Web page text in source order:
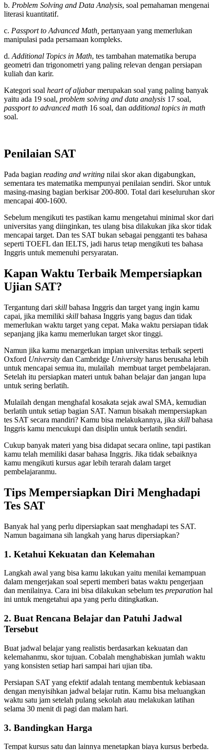
b. Problem Solving and Data Analysis, soal pemahaman mengenai
literasi kuantitatif.
c. Passport to Advanced Math, pertanyaan yang memerlukan
manipulasi pada persamaan kompleks.
d. Additional Topics in Math, tes tambahan matematika berupa
geometri dan trigonometri yang paling relevan dengan persiapan
kuliah dan karir.
Kategori soal heart of aljabarmerupakan soal yang paling banyak
yaitu ada 19 soal, problem solving and data analysis 17 soal,
passport to advanced math 16 soal, dan additional topics in math
soal.
Penilaian SAT
Pada bagian reading and writing nilai skor akan digabungkan,
sementara tes matematika mempunyai penilaian sendiri. Skor untuk
masing-masing bagian berkisar 200-800. Total dari keseluruhan skor
mencapai 400-1600.
Sebelum mengikuti tes pastikan kamu mengetahui minimal skor dari
universitas yang diinginkan, tes ulang bisa dilakukan jika skor tidak
mencapai target. Dan tes SAT bukan sebagai pengganti tes bahasa
seperti TOEFL dan IELTS, jadi harus tetap mengikuti tes bahasa
Inggris untuk memenuhi persyaratan.
Kapan Waktu Terbaik Mempersiapkan
Ujian SAT?
Tergantung dari skill bahasa Inggris dan target yang ingin kamu
capai, jika memiliki skill bahasa Inggris yang bagus dan tidak
memerlukan waktu target yang cepat. Maka waktu persiapan tidak
sepanjang jika kamu memerlukan target skor tinggi.
Namun jika kamu menargetkan impian universitas terbaik seperti
Oxford University dan Cambridge University harus berusaha lebih
untuk mencapai semua itu, mulailah membuat target pembelajaran.
Setelah itu persiapkan materi untuk bahan belajar dan jangan lupa
untuk sering berlatih.
Mulailah dengan menghafal kosakata sejak awal SMA, kemudian
berlatih untuk setiap bagian SAT. Namun bisakah mempersiapkan
tes SAT secara mandiri? Kamu bisa melakukannya, jika skill bahasa
Inggris kamu mencukupi dan disiplin untuk berlatih sendiri.
Cukup banyak materi yang bisa didapat secara online, tapi pastikan
kamu telah memiliki dasar bahasa Inggris. Jika tidak sebaiknya
kamu mengikuti kursus agar lebih terarah dalam target
pembelajaranmu.
Tips Mempersiapkan Diri Menghadapi
Tes SAT
Banyak hal yang perlu dipersiapkan saat menghadapi tes SAT.
Namun bagaimana sih langkah yang harus dipersiapkan?
1. Ketahui Kekuatan dan Kelemahan
Langkah awal yang bisa kamu lakukan yaitu menilai kemampuan
dalam mengerjakan soal seperti memberi batas waktu pengerjaan
dan menilainya. Cara ini bisa dilakukan sebelum tes preparation hal
ini untuk mengetahui apa yang perlu ditingkatkan.
2. Buat Rencana Belajar dan Patuhi Jadwal
Tersebut
Buat jadwal belajar yang realistis berdasarkan kekuatan dan
kelemahanmu, skor tujuan. Cobalah menghabiskan jumlah waktu
yang konsisten setiap hari sampai hari ujian tiba.
Persiapan SAT yang efektif adalah tentang membentuk kebiasaan
dengan menyisihkan jadwal belajar rutin. Kamu bisa meluangkan
waktu satu jam setelah pulang sekolah atau melakukan latihan
selama 30 menit di pagi dan malam hari.
3. Bandingkan Harga
Tempat kursus satu dan lainnya menetapkan biaya kursus berbeda.